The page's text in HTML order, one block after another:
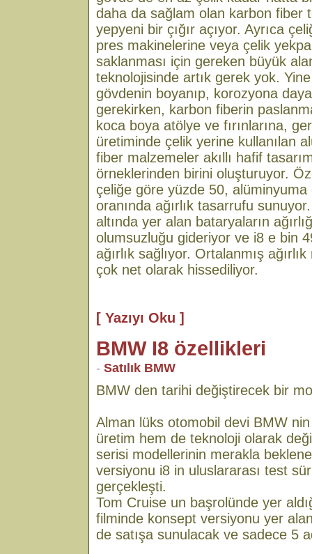
daha da sağlam olan karbon fiber
yepyeni bir çığır açıyor. Ayrıca
pres makinelerine veya çelik
saklanması için gereken büyük
teknolojisinde artık gerek yok.
gövdenin boyanıp, korozyona
gerekirken, karbon fiberin
koca boya atölye ve fırınlarına,
üretiminde çelik yerine kullanılan
fiber malzemeler akıllı hafif
örneklerinden birini oluşturuyor.
çeliğe göre yüzde 50,
oranında ağırlık tasarrufu
altında yer alan bataryaların
olumsuzluğu gideriyor ve i8 e bin
ağırlık sağlıyor. Ortalanmış
çok net olarak hissediliyor.
[ Yazıyı Oku ]
BMW I8 özellikleri
- Satılık BMW
BMW den tarihi değiştirecek bir
Alman lüks otomobil devi BMW
üretim hem de teknoloji olarak
serisi modellerinin merakla
versiyonu i8 in uluslararası test
gerçekleşti.
Tom Cruise un başrolünde yer
filminde konsept versiyonu yer
de satışa sunulacak ve sadece 5